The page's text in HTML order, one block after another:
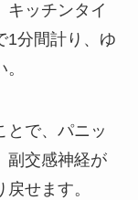
キッチンタイ
1分間計り、ゆ
とで、パニッ
副交感神経が
せます。